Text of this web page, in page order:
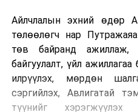
Айлчлалын эхний өдөр
төлөөлөгч нар
төв байранд ажиллаж,
байгуулалт, үйл
илрүүлэх, мөрдөн
сэргийлэх, Авлигатай
түүнийг